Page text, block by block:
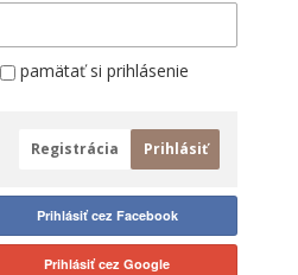
pamätať si prihlásenie
Registrácia Prihlásiť
Prihlásiť cez Facebook
Prihlásiť cez Google